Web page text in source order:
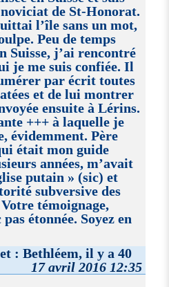
de St-Honorat.
l’île sans un mot,
Peu de temps
Suisse, j’ai rencontré
je me suis confiée. Il
par écrit toutes
et de lui montrer
ensuite à Lérins.
+++ à laquelle je
évidemment. Père
était mon guide
années, m’avait
putain » (sic) et
subversive des
témoignage,
étonnée. Soyez en
: Bethléem, il y a 40
17 avril 2016 12:35